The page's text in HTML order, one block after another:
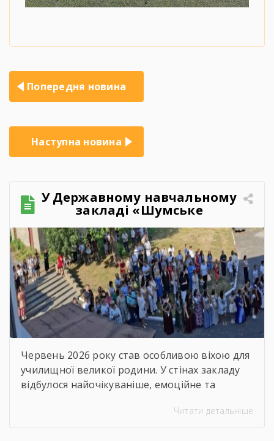
Навігація
записів
Попередня новина
Наступна новина
У Державному навчальному
закладі «Шумське
професійно-технічне
училище» відбувся
зворушливий випускний
захід – 2026
Червень 2026 року став особливою віхою для
училищної великої родини. У стінах закладу
відбулося найочікуваніше, емоційне та
Цього дня ми офіційно провели у доросле
Читати детальніше